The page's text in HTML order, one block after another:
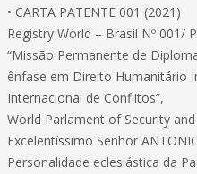
• CARTA PATENTE 001 (2021)
Registry World – Brasil Nº 001/
“Missão Permanente de
ênfase em Direito Humanitário
Internacional de Conflitos”,
World Parlament of Security
Excelentíssimo Senhor
Personalidade eclesiástica da